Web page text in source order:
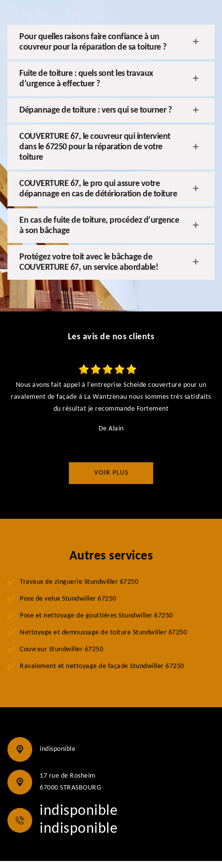
Pour quelles raisons faire confiance à un
couvreur pour la réparation de sa toiture ?
Fuite de toiture : quels sont les travaux
d’urgence à effectuer ?
Dépannage de toiture : vers qui se tourner ?
COUVERTURE 67, le couvreur qui intervient
dans le 67250 pour la réparation de votre
toiture
COUVERTURE 67, le pro qui assure votre
dépannage en cas de détérioration de toiture
En cas de fuite de toiture, procédez d’urgence
à son bâchage
Protégez votre toit avec le bâchage de
COUVERTURE 67, un service abordable!
Les avis de nos clients
Nous avons fait appel à l'entreprise Scheide couverture pour un
ravalement de façade à La Wantzenau nous sommes très satisfaits
du résultat je recommande Fortement
De Alain
VOIR PLUS
Autres services
Travaux de zinguerie Stundwiller 67250
Pose de velux Stundwiller 67250
Pose et nettoyage de gouttières Stundwiller 67250
Nettoyage et demoussage de toiture Stundwiller 67250
Couvreur Stundwiller 67250
Ravalement et nettoyage de façade Stundwiller 67250
indisponible
17 rue de Rosheim
67000 STRASBOURG
indisponible
indisponible